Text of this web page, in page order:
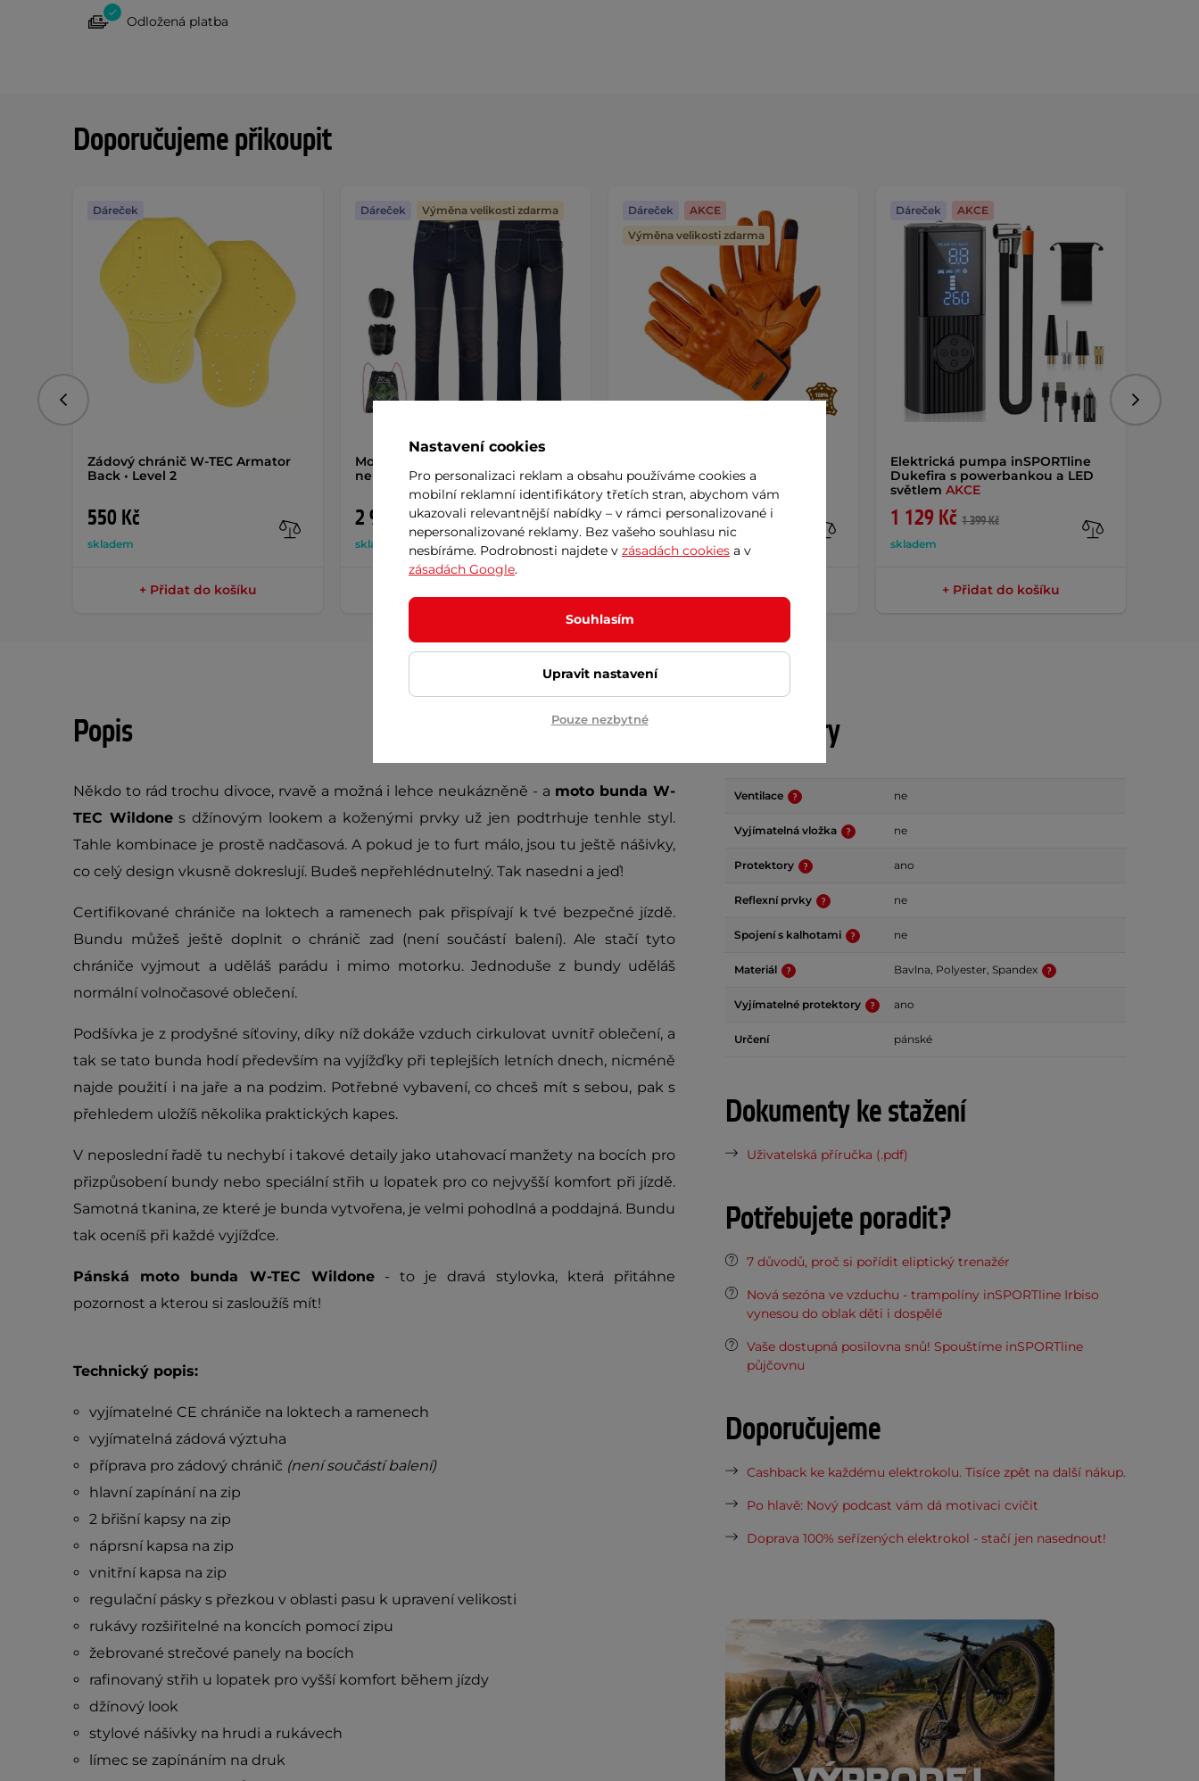
Odložená platba
Doporučujeme přikoupit
Zádový chránič W-TEC Armator
Back • Level 2
550 Kč
skladem
Dáreček
+ Přidat do košíku
Moto jeansy W-TEC Pawted s
nepromokavou membránou
2 990 Kč
skladem
Dáreček Výměna velikosti zdarma
DahmerAKCE
640 Kč 990 Kč
skladem
Dáreček
AKCE
Výměna velikosti zdarma
Elektrická pumpa inSPORTline
Dukefira s powerbankou a LED
světlem AKCE
1 129 Kč 1 399 Kč
skladem
Dáreček AKCE
+ Přidat do košíku
Předchozí
Popis
Někdo to rád trochu divoce, rvavě a možná i lehce neukázněně - a moto bunda W-
TEC Wildones džínovým lookem a koženými prvky už jen podtrhuje tenhle styl.
Tahle kombinace je prostě nadčasová. A pokud je to furt málo, jsou tu ještě nášivky,
co celý design vkusně dokreslují. Budeš nepřehlédnutelný. Tak nasedni a jeď!
Certifikované chrániče na loktech a ramenech pak přispívají k tvé bezpečné jízdě.
Bundu můžeš ještě doplnit o chránič zad (není součástí balení). Ale stačí tyto
chrániče vyjmout a uděláš parádu i mimo motorku. Jednoduše z bundy uděláš
normální volnočasové oblečení.
Podšívka je z prodyšné síťoviny, díky níž dokáže vzduch cirkulovat uvnitř oblečení, a
tak se tato bunda hodí především na vyjížďky při teplejších letních dnech, nicméně
najde použití i na jaře a na podzim. Potřebné vybavení, co chceš mít s sebou, pak s
přehledem uložíš několika praktických kapes.
V neposlední řadě tu nechybí i takové detaily jako utahovací manžety na bocích pro
přizpůsobení bundy nebo speciální střih u lopatek pro co nejvyšší komfort při jízdě.
Samotná tkanina, ze které je bunda vytvořena, je velmi pohodlná a poddajná. Bundu
tak oceníš při každé vyjížďce.
Pánská moto bunda W-TEC Wildone- to je dravá stylovka, která přitáhne
pozornost a kterou si zasloužíš mít!
Technický popis:
vyjímatelné CE chrániče na loktech a ramenech
vyjímatelná zádová výztuha
příprava pro zádový chránič (není součástí balení)
hlavní zapínání na zip
2 břišní kapsy na zip
náprsní kapsa na zip
vnitřní kapsa na zip
regulační pásky s přezkou v oblasti pasu k upravení velikosti
rukávy rozšiřitelné na koncích pomocí zipu
žebrované strečové panely na bocích
rafinovaný střih u lopatek pro vyšší komfort během jízdy
džínový look
stylové nášivky na hrudi a rukávech
límec se zapínáním na druk
Parametry
Ventilace ne
Vyjímatelná vložka ne
Protektory ano
Reflexní prvky ne
Spojení s kalhotami ne
Materiál Bavlna, Polyester, Spandex
Vyjímatelné protektory ano
Určení pánské
Dokumenty ke stažení
Uživatelská příručka (.pdf)
Potřebujete poradit?
7 důvodů, proč si pořídit eliptický trenažér
Nová sezóna ve vzduchu - trampolíny inSPORTline Irbiso
vynesou do oblak děti i dospělé
Vaše dostupná posilovna snů! Spouštíme inSPORTline
půjčovnu
Doporučujeme
Cashback ke každému elektrokolu. Tisíce zpět na další nákup.
Po hlavě: Nový podcast vám dá motivaci cvičit
Doprava 100% seřízených elektrokol - stačí jen nasednout!
Nastavení cookies
Pro personalizaci reklam a obsahu používáme cookies a
mobilní reklamní identifikátory třetích stran, abychom vám
ukazovali relevantnější nabídky – v rámci personalizované i
nepersonalizované reklamy. Bez vašeho souhlasu nic
nesbíráme. Podrobnosti najdete v zásadách cookies a v
zásadách Google.
Souhlasím
Upravit nastavení
Pouze nezbytné